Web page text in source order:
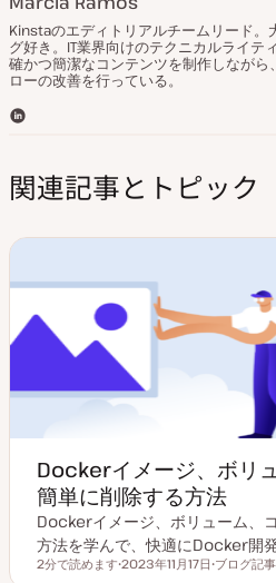
Kinstaのエディトリアルチームリード。
グ好き。IT業界向けのテクニカルライテ
確かつ簡潔なコンテンツを制作しなが
ローの改善を行っている。
L
k
e
I
関連記事とトピック
Dockerイメージ、ボリ
簡単に削除する方法
Dockerイメージ、ボリューム、
方法を学んで、快適にDocker開
読むのにかかる時間
2分で読めます 2023年11月17日 ブログ記事